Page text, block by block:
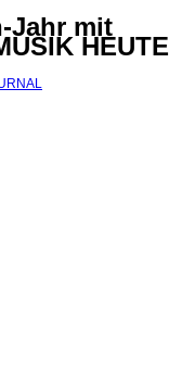
Jahr mit
HEUTE